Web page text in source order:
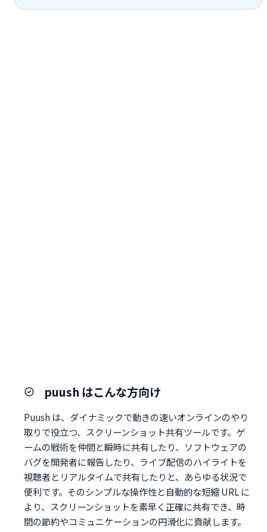
puush はこんな方向け
Puush は、ダイナミックで動きの速いオンラインのやり
取りで役立つ、スクリーンショット共有ツールです。ゲ
ームの戦術を仲間と瞬時に共有したり、ソフトウェアの
バグを開発者に報告したり、ライブ配信のハイライトを
視聴者とリアルタイムで共有したりと、あらゆる状況で
便利です。そのシンプルな操作性と自動的な短縮 URL に
より、スクリーンショットを素早く正確に共有でき、時
間の節約やコミュニケーションの円滑化に貢献します。